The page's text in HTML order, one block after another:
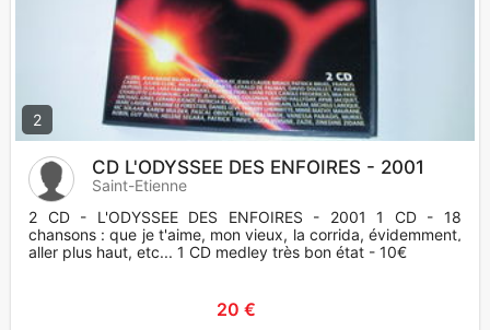
2
CD L'ODYSSEE DES ENFOIRES - 2001
Saint-Etienne
2 CD - L'ODYSSEE DES ENFOIRES - 2001 1 CD - 18
chansons : que je t'aime, mon vieux, la corrida, évidemment,
aller plus haut, etc... 1 CD medley très bon état - 10€
20 €